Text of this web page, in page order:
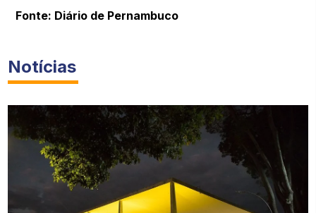
Fonte: Diário de Pernambuco
Notícias